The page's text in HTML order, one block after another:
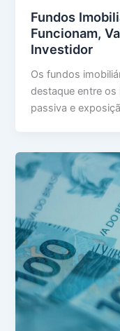
Fundos
Funcionam,
Investidor
Os fundos
destaque entre
passiva e